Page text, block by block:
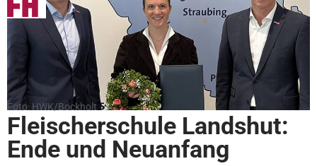
Foto: HWK/Bockholt
Fleischerschule Landshut:
Ende und Neuanfang